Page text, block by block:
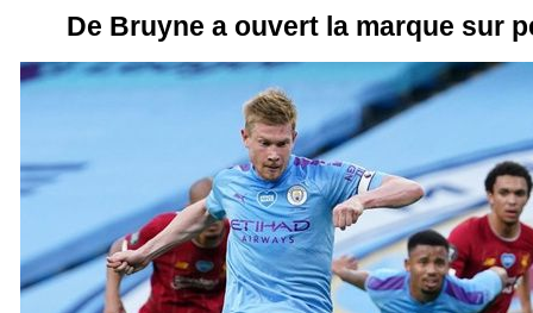
De Bruyne a ouvert la marque sur